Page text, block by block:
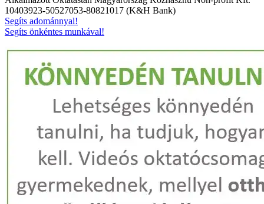
10403923-50527053-80821017 (K&H Bank)
Segíts adománnyal!
Segíts önkéntes munkával!